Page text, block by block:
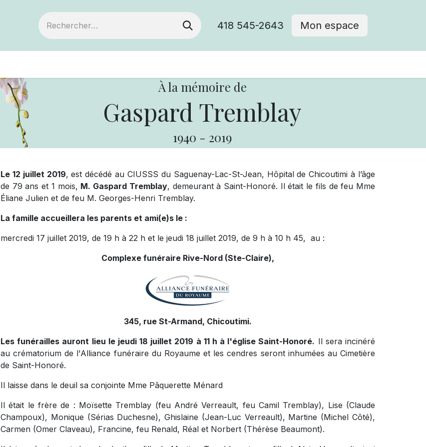
418 545-2643 Mon espace
À la mémoire de
Gaspard Tremblay
1940 - 2019
Le 12 juillet 2019, est décédé au CIUSSS du Saguenay-Lac-St-Jean, Hôpital de Chicoutimi à l’âge
de 79 ans et 1 mois, M. Gaspard Tremblay, demeurant à Saint-Honoré. Il était le fils de feu Mme
Éliane Julien et de feu M. Georges-Henri Tremblay.
La famille accueillera les parents et ami(e)s le :
mercredi 17 juillet 2019, de 19 h à 22 h et le jeudi 18 juillet 2019, de 9 h à 10 h 45, au :
Complexe funéraire Rive-Nord (Ste-Claire),
345, rue St-Armand, Chicoutimi.
Les funérailles auront lieu le jeudi 18 juillet 2019 à 11 h à l'église Saint-Honoré. Il sera incinéré
au crématorium de l'Alliance funéraire du Royaume et les cendres seront inhumées au Cimetière
de Saint-Honoré.
Il laisse dans le deuil sa conjointe Mme Pâquerette Ménard
Il était le frère de : Moïsette Tremblay (feu André Verreault, feu Camil Tremblay), Lise (Claude
Champoux), Monique (Sérias Duchesne), Ghislaine (Jean-Luc Verreault), Martine (Michel Côté),
Carmen (Omer Claveau), Francine, feu Renald, Réal et Norbert (Thérèse Beaumont).